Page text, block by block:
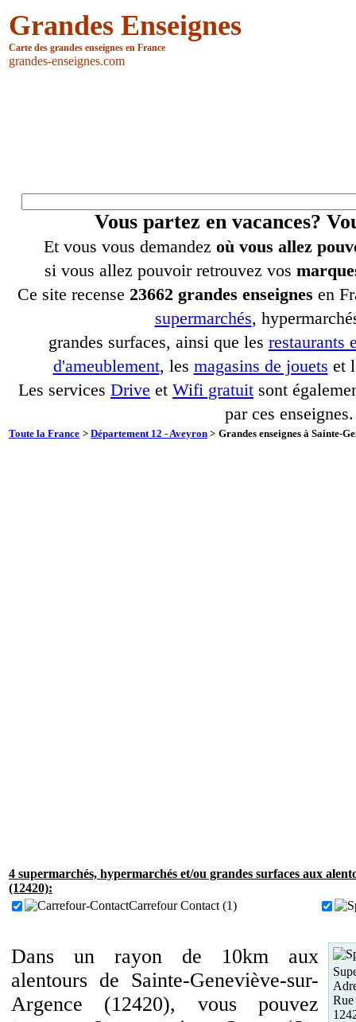
Grandes Enseignes
Carte des grandes enseignes en France
grandes-enseignes.com
Vous partez en vacances?
Et vous vous demandez où vous allez
si vous allez pouvoir retrouvez vos
Ce site recense 23662 grandes enseignes en
supermarchés,
grandes surfaces, ainsi que les restaurants
d'ameublement, les magasins de jouets et
Les services Drive et Wifi gratuit sont
par ces enseignes.
Toute la France > Département 12 - Aveyron > Grandes enseignes à Sainte-
4 supermarchés, hypermarchés et/ou grandes surfaces aux
(12420):
Carrefour Contact (1)
Dans un rayon de 10km aux
alentours de Sainte-Geneviève-sur-
Argence (12420), vous pouvez